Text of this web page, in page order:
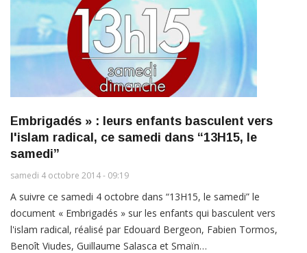
Embrigadés » : leurs enfants basculent vers
l'islam radical, ce samedi dans “13H15, le
samedi”
samedi 4 octobre 2014 - 09:19
A suivre ce samedi 4 octobre dans “13H15, le samedi” le
document « Embrigadés » sur les enfants qui basculent vers
l'islam radical, réalisé par Edouard Bergeon, Fabien Tormos,
Benoît Viudes, Guillaume Salasca et Smaïn…